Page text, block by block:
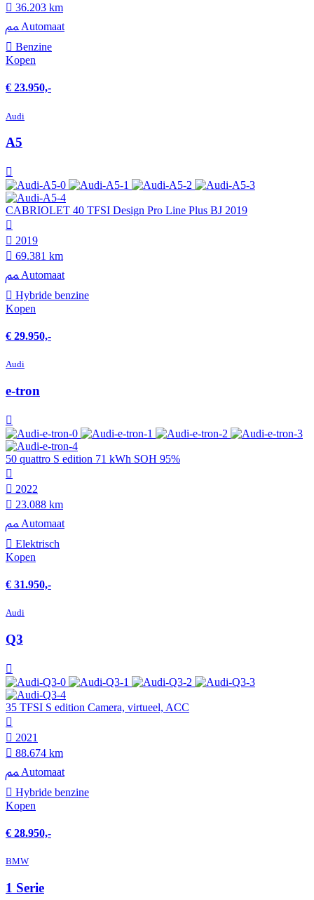
36.203 km
Automaat
Benzine
Kopen
€ 23.950,-
Audi
A5
CABRIOLET 40 TFSI Design Pro Line Plus BJ 2019
2019
69.381 km
Automaat
Hybride benzine
Kopen
€ 29.950,-
Audi
e-tron
50 quattro S edition 71 kWh SOH 95%
2022
23.088 km
Automaat
Elektrisch
Kopen
€ 31.950,-
Audi
Q3
35 TFSI S edition Camera, virtueel, ACC
2021
88.674 km
Automaat
Hybride benzine
Kopen
€ 28.950,-
BMW
1 Serie